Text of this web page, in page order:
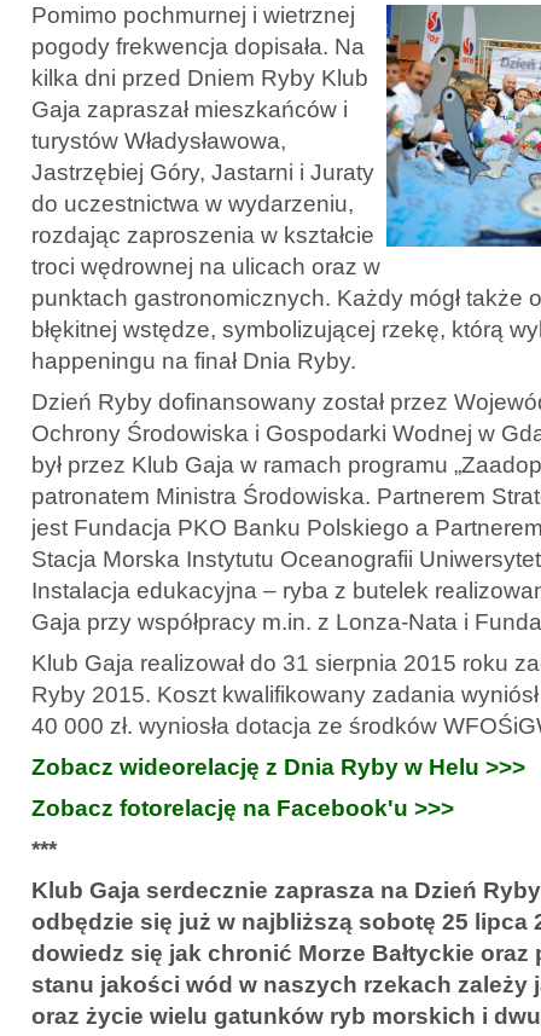
Pomimo pochmurnej i wietrznej
pogody frekwencja dopisała. Na
kilka dni przed Dniem Ryby Klub
Gaja zapraszał mieszkańców i
turystów Władysławowa,
Jastrzębiej Góry, Jastarni i Juraty
do uczestnictwa w wydarzeniu,
rozdając zaproszenia w kształcie
troci wędrownej na ulicach oraz w
punktach gastronomicznych. Każdy mógł także
błękitnej wstędze, symbolizującej rzekę, którą
happeningu na finał Dnia Ryby.
Dzień Ryby dofinansowany został przez
Ochrony Środowiska i Gospodarki Wodnej w
był przez Klub Gaja w ramach programu
patronatem Ministra Środowiska. Partnerem
jest Fundacja PKO Banku Polskiego a
Stacja Morska Instytutu Oceanografii
Instalacja edukacyjna – ryba z butelek
Gaja przy współpracy m.in. z Lonza-Nata i
Klub Gaja realizował do 31 sierpnia 2015 roku
Ryby 2015. Koszt kwalifikowany zadania
40 000 zł. wyniosła dotacja ze środków
Zobacz wideorelację z Dnia Ryby w Helu >>>
Zobacz fotorelację na Facebook'u >>>
***
Klub Gaja serdecznie zaprasza na Dzień
odbędzie się już w najbliższą sobotę 25 lipca
dowiedz się jak chronić Morze Bałtyckie
stanu jakości wód w naszych rzekach zależy
oraz życie wielu gatunków ryb morskich i